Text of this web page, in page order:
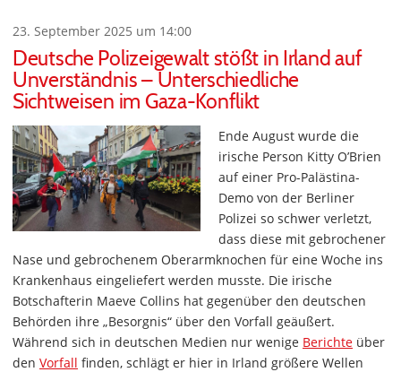
23. September 2025 um 14:00
Deutsche Polizeigewalt stößt in Irland auf
Unverständnis – Unterschiedliche
Sichtweisen im Gaza-Konflikt
Ende August wurde die
irische Person Kitty O’Brien
auf einer Pro-Palästina-
Demo von der Berliner
Polizei so schwer verletzt,
dass diese mit gebrochener
Nase und gebrochenem Oberarmknochen für eine Woche ins
Krankenhaus eingeliefert werden musste. Die irische
Botschafterin Maeve Collins hat gegenüber den deutschen
Behörden ihre „Besorgnis“ über den Vorfall geäußert.
Während sich in deutschen Medien nur wenige Berichte über
den Vorfall finden, schlägt er hier in Irland größere Wellen